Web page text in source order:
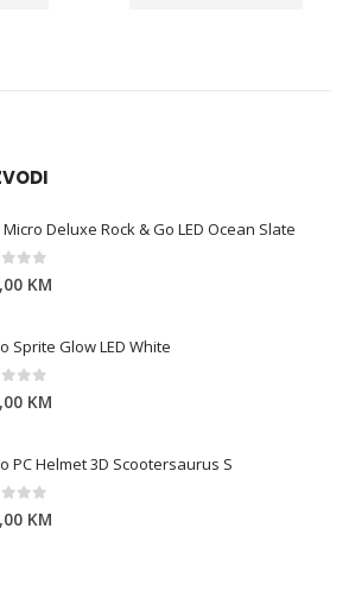
Deluxe Rock & Go LED Ocean Slate
of 5
KM
Sprite Glow LED White
KM
PC Helmet 3D Scootersaurus S
KM